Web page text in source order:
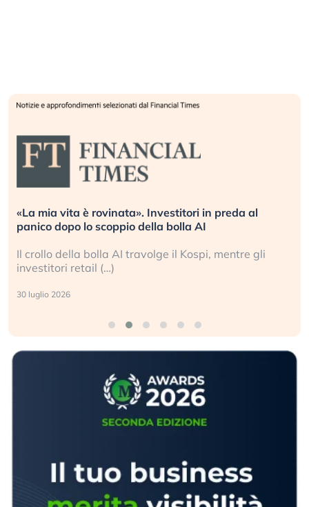
«La mia vita è rovinata». Investitori in preda al
panico dopo lo scoppio della bolla AI
Il crollo della bolla AI travolge il Kospi, mentre gli
investitori retail (…)
30 luglio 2026